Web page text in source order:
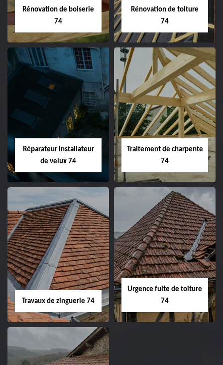
Rénovation de boiserie
74
Rénovation de toiture
74
Réparateur installateur
de velux 74
Traitement de charpente
74
Travaux de zinguerie 74
Urgence fuite de toiture
74